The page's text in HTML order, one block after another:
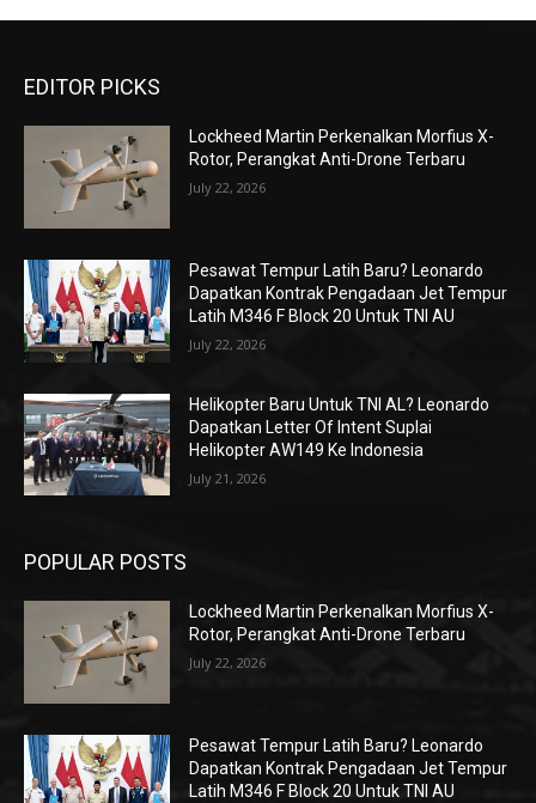
EDITOR PICKS
Lockheed Martin Perkenalkan Morfius X-
Rotor, Perangkat Anti-Drone Terbaru
July 22, 2026
Pesawat Tempur Latih Baru? Leonardo
Dapatkan Kontrak Pengadaan Jet Tempur
Latih M346 F Block 20 Untuk TNI AU
July 22, 2026
Helikopter Baru Untuk TNI AL? Leonardo
Dapatkan Letter Of Intent Suplai
Helikopter AW149 Ke Indonesia
July 21, 2026
POPULAR POSTS
Lockheed Martin Perkenalkan Morfius X-
Rotor, Perangkat Anti-Drone Terbaru
July 22, 2026
Pesawat Tempur Latih Baru? Leonardo
Dapatkan Kontrak Pengadaan Jet Tempur
Latih M346 F Block 20 Untuk TNI AU